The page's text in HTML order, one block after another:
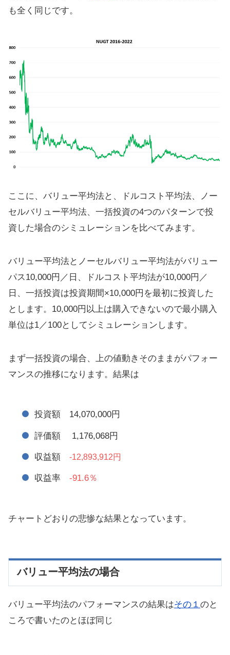
も全く同じです。
ここに、バリュー平均法と、ドルコスト平均法、ノー
セルバリュー平均法、一括投資の4つのパターンで投
資した場合のシミュレーションを比べてみます。
バリュー平均法とノーセルバリュー平均法がバリュー
パス10,000円／日、ドルコスト平均法が10,000円／
日、一括投資は投資期間×10,000円を最初に投資した
とします。10,000円以上は購入できないので最小購入
単位は1／100としてシミュレーションします。
まず一括投資の場合、上の値動きそのままがパフォー
マンスの推移になります。結果は
投資額 14,070,000円
評価額 1,176,068円
収益額 -12,893,912円
収益率 -91.6％
チャートどおりの悲惨な結果となっています。
バリュー平均法の場合
バリュー平均法のパフォーマンスの結果はその１ のと
ころで書いたのとほぼ同じ